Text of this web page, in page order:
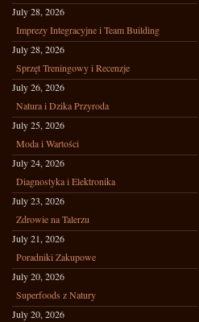
July 28, 2026
Imprezy Integracyjne i Team Building
July 28, 2026
Sprzęt Treningowy i Recenzje
July 26, 2026
Natura i Dzika Przyroda
July 25, 2026
Moda i Wartości
July 24, 2026
Diagnostyka i Elektronika
July 23, 2026
Zdrowie na Talerzu
July 21, 2026
Poradniki Zakupowe
July 20, 2026
Superfoods z Natury
July 20, 2026